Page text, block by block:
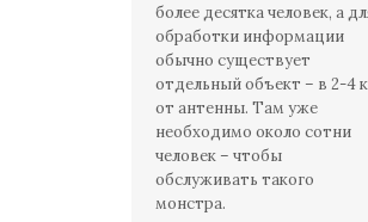
более десятка человек, а
обработки информации
обычно существует
отдельный объект – в 2-4
от антенны. Там уже
необходимо около сотни
человек – чтобы
обслуживать такого
монстра.